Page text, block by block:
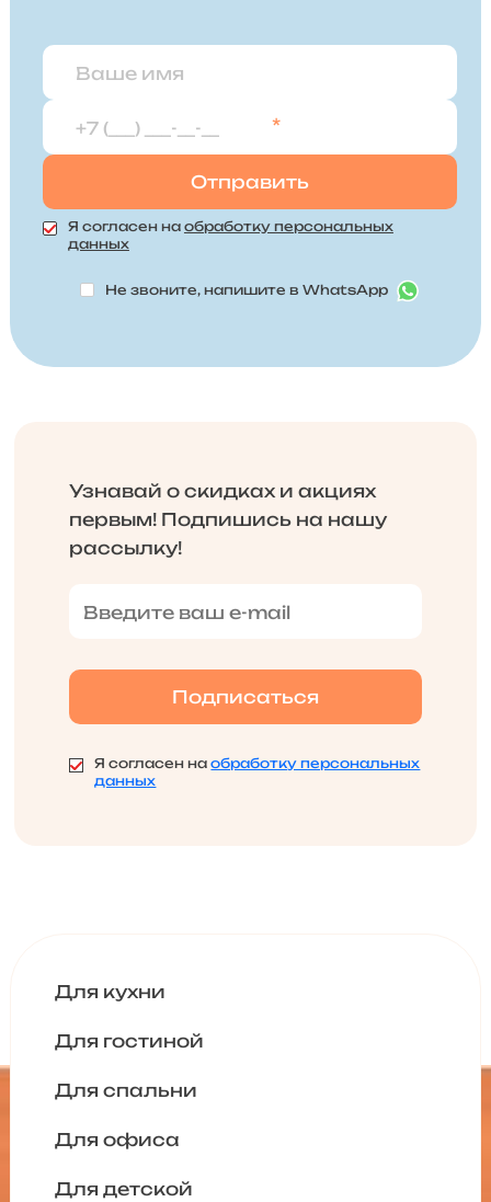
*
Я согласен на обработку персональных
данных
Не звоните, напишите в WhatsApp
Узнавай о скидках и акциях
первым! Подпишись на нашу
рассылку!
Я согласен наобработку персональных
данных
Для кухни
Для гостиной
Для спальни
Для офиса
Для детской